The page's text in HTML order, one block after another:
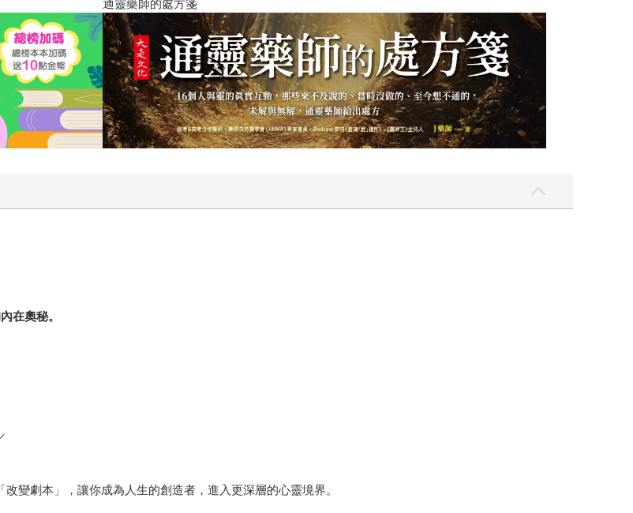
通靈藥師的處方箋
在奧秘。
變劇本」，讓你成為人生的創造者，進入更深層的心靈境界。